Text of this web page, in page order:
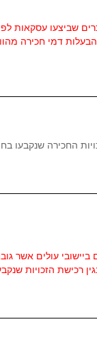
הבעלות דמי חכירה
בחוזה החכירה ל-51% משווי הקרקע למועד